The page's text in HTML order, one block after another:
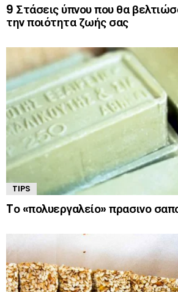
9 Στάσεις ύπνου που θα
την ποιότητα ζωής σας
TIPS
Tο «πολυεργαλείο» πρασινο